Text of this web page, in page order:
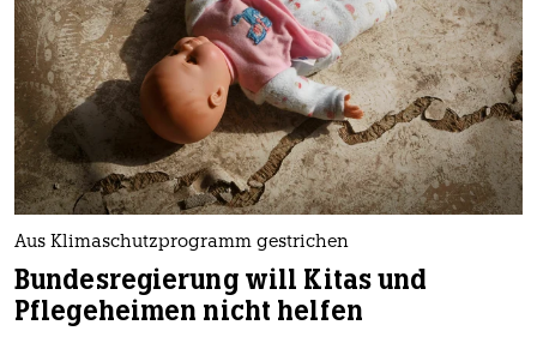
Aus Klimaschutzprogramm gestrichen
Bundesregierung will Kitas und
Pflegeheimen nicht helfen